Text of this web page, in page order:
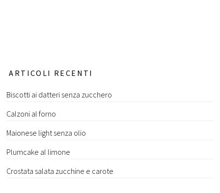
ARTICOLI RECENTI
Biscotti ai datteri senza zucchero
Calzoni al forno
Maionese light senza olio
Plumcake al limone
Crostata salata zucchine e carote